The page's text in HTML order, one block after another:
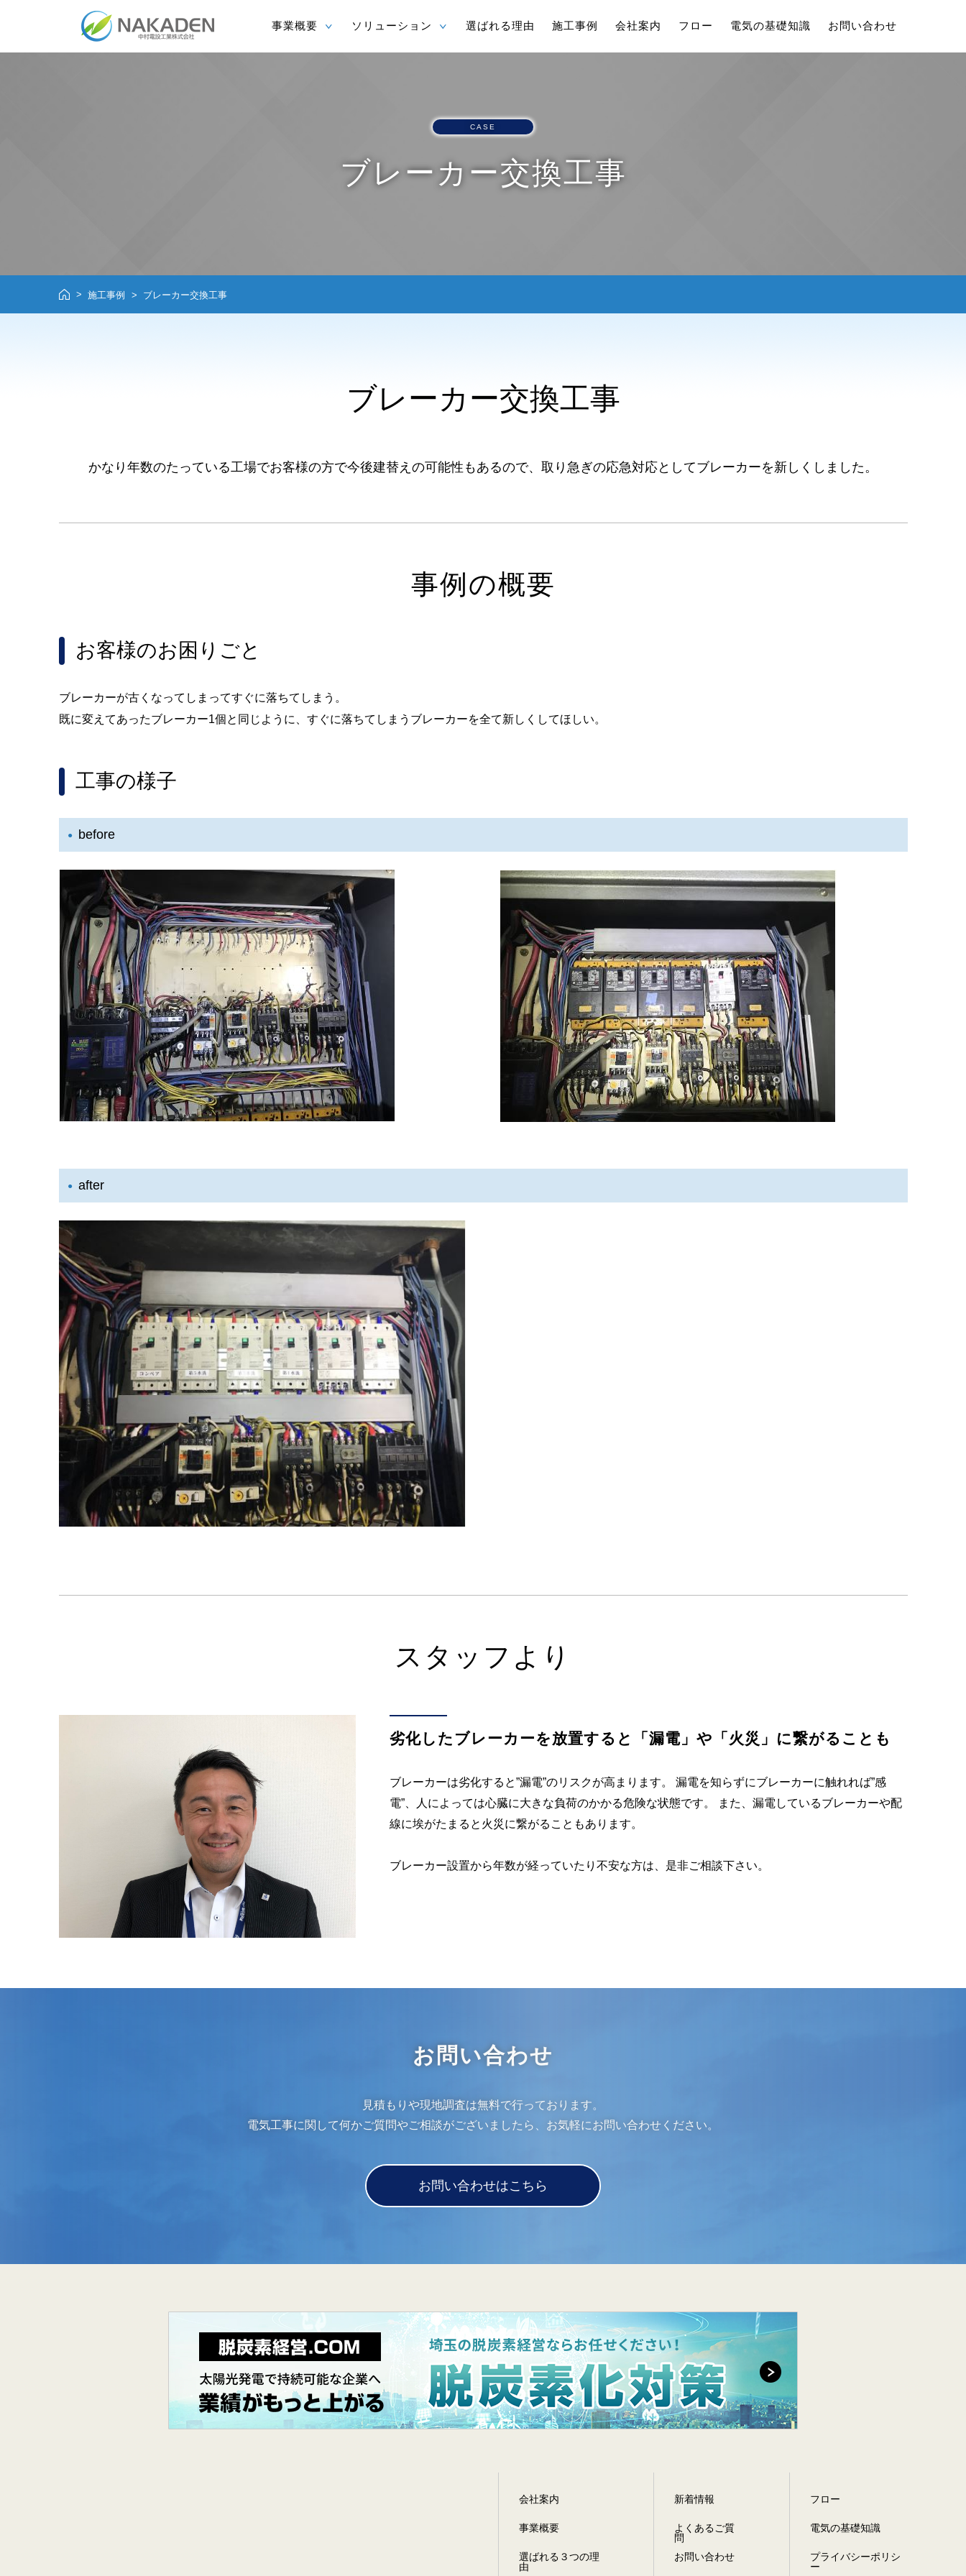
事業概要 ソリューション 選ばれる理由 施工事例 会社案内 フロー 電気の基礎知識 お問い合わせ
CASE
ブレーカー交換工事
施工事例 ブレーカー交換工事
ブレーカー交換工事
かなり年数のたっている工場でお客様の方で今後建替えの可能性もあるので、取り急ぎの応急対応としてブレーカーを新しくしました。
事例の概要
お客様のお困りごと
ブレーカーが古くなってしまってすぐに落ちてしまう。
既に変えてあったブレーカー1個と同じように、すぐに落ちてしまうブレーカーを全て新しくしてほしい。
工事の様子
before
after
スタッフより
劣化したブレーカーを放置すると「漏電」や「火災」に繋がることも
ブレーカーは劣化すると”漏電”のリスクが高まります。 漏電を知らずにブレーカーに触れれば”感
電”、人によっては心臓に大きな負荷のかかる危険な状態です。 また、漏電しているブレーカーや配
線に埃がたまると火災に繋がることもあります。
ブレーカー設置から年数が経っていたり不安な方は、是非ご相談下さい。
お問い合わせ
見積もりや現地調査は無料で行っております。
電気工事に関して何かご質問やご相談がございましたら、お気軽にお問い合わせください。
お問い合わせはこちら
会社案内
事業概要
選ばれる３つの理
由
新着情報
よくあるご質
問
お問い合わせ
フロー
電気の基礎知識
プライバシーポリシ
ー